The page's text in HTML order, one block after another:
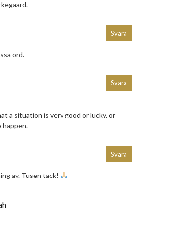
ord.
Svara
a situation is very good or lucky, or
happen.
Svara
av. Tusen tack!
Svara